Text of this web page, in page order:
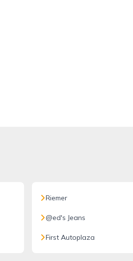
Riemer
@ed's Jeans
First Autoplaza